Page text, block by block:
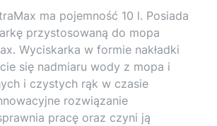
ma pojemność 10 l. Posiada
przystosowaną do mopa
Wyciskarka w formie nakładki
się nadmiaru wody z mopa i
i czystych rąk w czasie
rozwiązanie
pracę oraz czyni ją